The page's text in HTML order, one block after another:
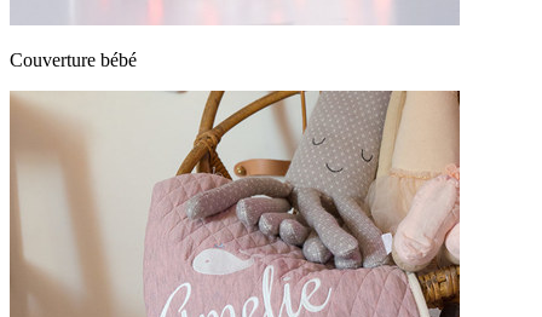
Couverture bébé